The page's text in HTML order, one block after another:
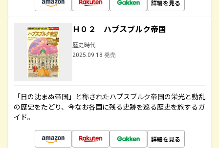
詳細を見る
Ｈ０２ ハプスブルク帝国
歴史時代
2025.09.18 発売
「日の沈まぬ帝国」と称されたハプスブルク帝国の栄光と動乱
の歴史をたどり、今なお各国に残る史跡を巡る歴史を旅するガ
イド。
詳細を見る